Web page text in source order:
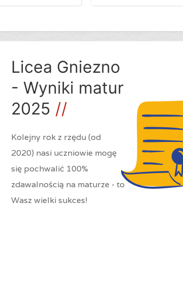
Licea Gniezno
- Wyniki matur
2025
Kolejny rok z rzędu (od
2020) nasi uczniowie mogę
się pochwalić 100%
zdawalnością na maturze - to
Wasz wielki sukces!